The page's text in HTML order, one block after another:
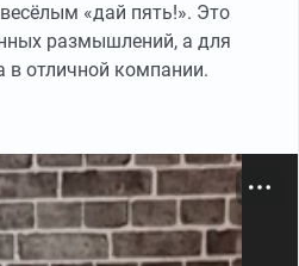
«дай пять!». Это
размышлений, а для
в отличной компании.